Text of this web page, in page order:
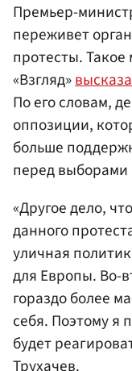
Премьер-
переживет
протесты. Такое
«Взгляд»
По его словам,
оппозиции,
больше
перед выборами
«Другое дело,
данного
уличная
для Европы. Во-
гораздо более
себя. Поэтому я
будет
Трухачев.